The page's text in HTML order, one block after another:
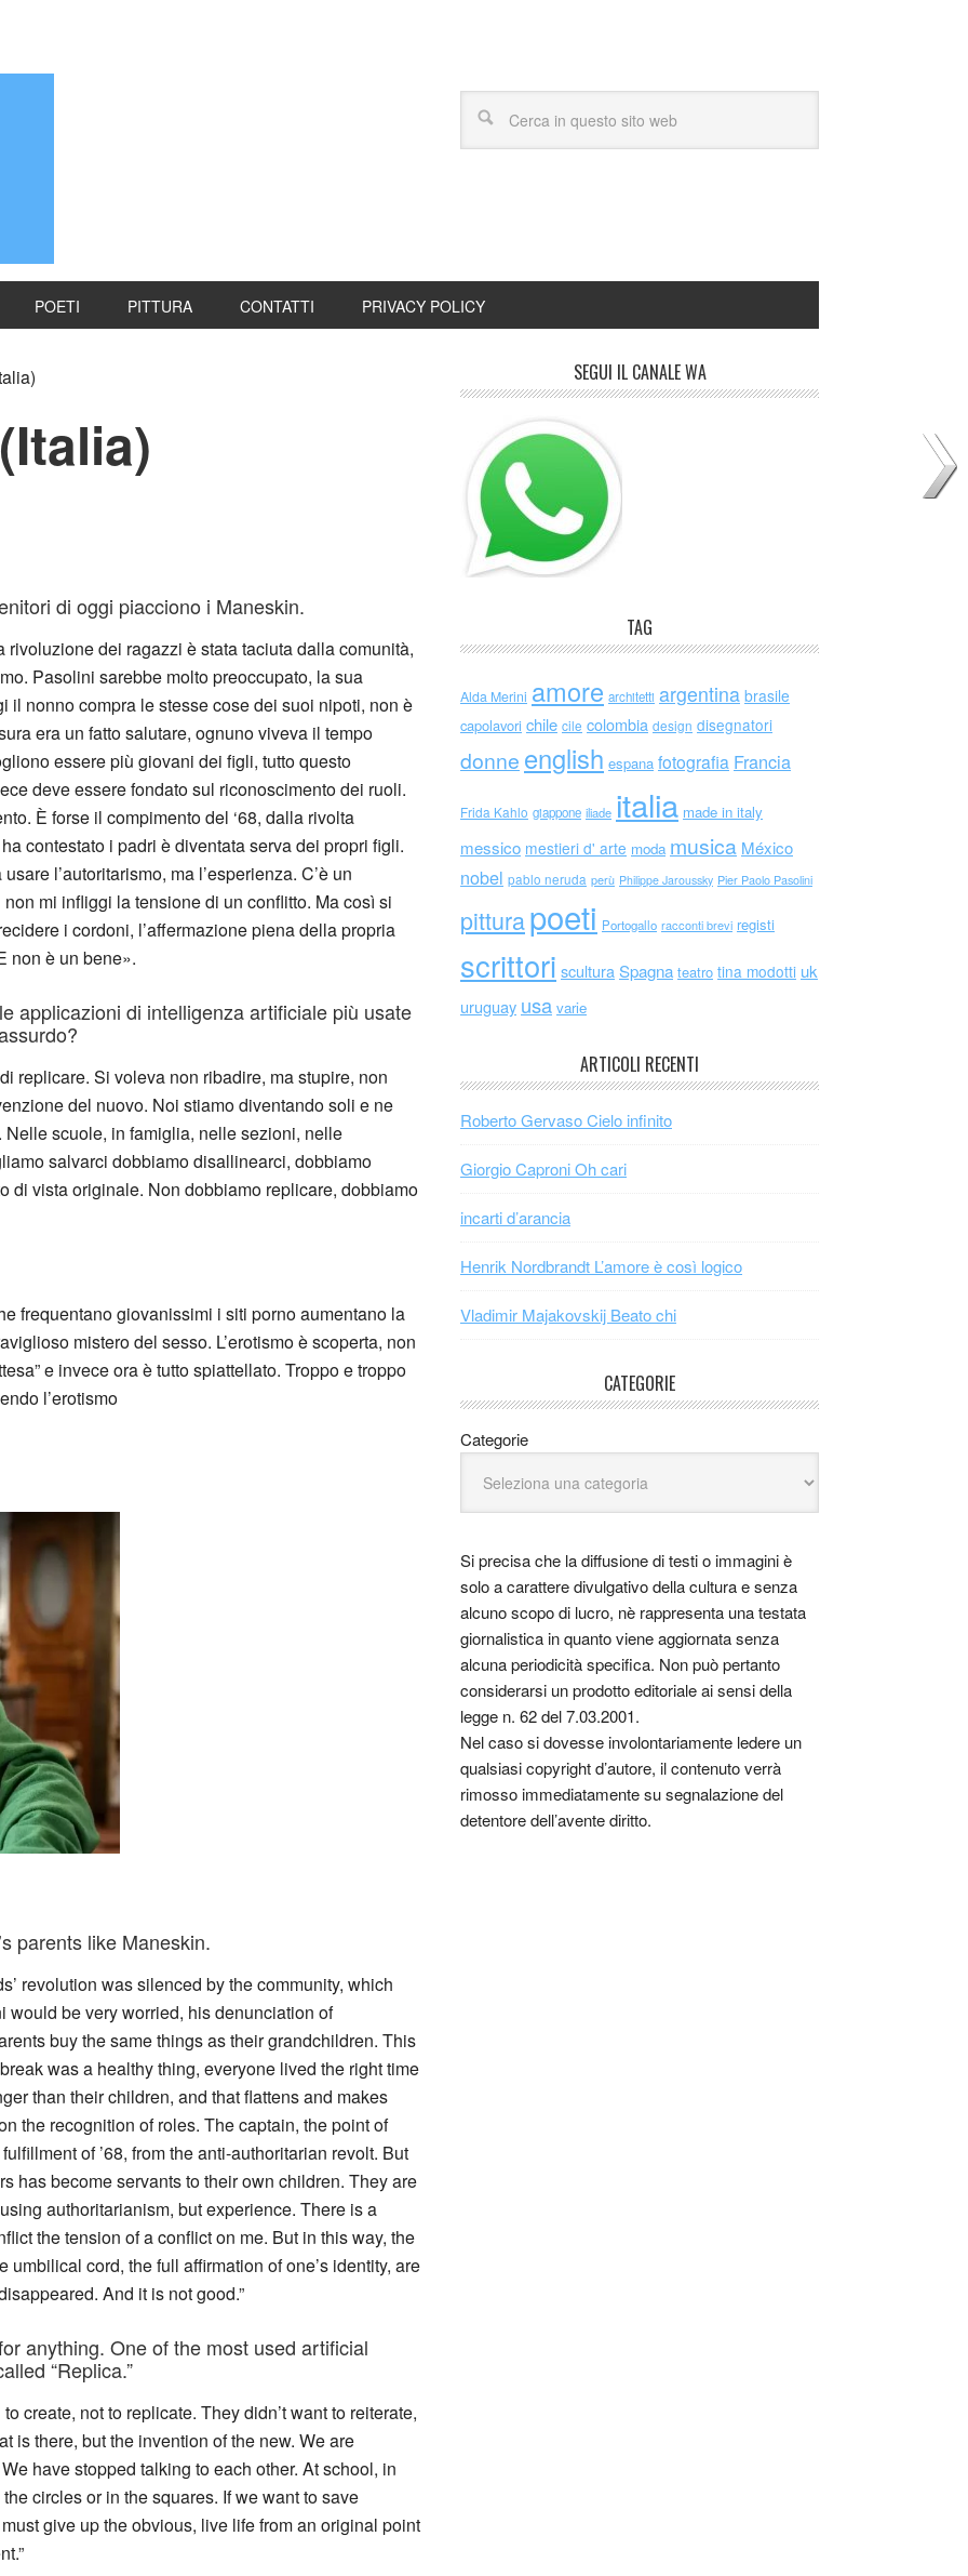
POETI PITTURA CONTATTI PRIVACY POLICY
di oggi piacciono i Maneskin.
dei ragazzi è stata taciuta dalla comunità,
Pasolini sarebbe molto preoccupato, la sua
il nonno compra le stesse cose dei suoi nipoti, non è
era un fatto salutare, ognuno viveva il tempo
essere più giovani dei figli, tutto questo
deve essere fondato sul riconoscimento dei ruoli.
È forse il compimento del ‘68, dalla rivolta
contestato i padri è diventata serva dei propri figli.
l’autoritarismo, ma l’esperienza. C’è un
mi infliggi la tensione di un conflitto. Ma così si
i cordoni, l’affermazione piena della propria
non è un bene».
applicazioni di intelligenza artificiale più usate
replicare. Si voleva non ribadire, ma stupire, non
del nuovo. Noi stiamo diventando soli e ne
scuole, in famiglia, nelle sezioni, nelle
salvarci dobbiamo disallinearci, dobbiamo
di vista originale. Non dobbiamo replicare, dobbiamo
frequentano giovanissimi i siti porno aumentano la
mistero del sesso. L’erotismo è scoperta, non
e invece ora è tutto spiattellato. Troppo e troppo
l’erotismo
parents like Maneskin.
revolution was silenced by the community, which
be very worried, his denunciation of
buy the same things as their grandchildren. This
was a healthy thing, everyone lived the right time
than their children, and that flattens and makes
the recognition of roles. The captain, the point of
of ’68, from the anti-authoritarian revolt. But
has become servants to their own children. They are
authoritarianism, but experience. There is a
the tension of a conflict on me. But in this way, the
cord, the full affirmation of one’s identity, are
And it is not good.”
anything. One of the most used artificial
“Replica.”
create, not to replicate. They didn’t want to reiterate,
is there, but the invention of the new. We are
have stopped talking to each other. At school, in
circles or in the squares. If we want to save
give up the obvious, live life from an original point
SEGUI IL CANALE WA
TAG
Alda Merini amore architetti argentina brasile
capolavori chile cile colombia design disegnatori
donne english espana fotografia Francia
Frida Kahlo giappone iliade italia made in italy
messico mestieri d' arte moda musica México
nobel pablo neruda perù Philippe Jaroussky Pier Paolo Pasolini
pitturapoeti Portogallo racconti brevi registi
scrittori scultura Spagna teatro tina modotti uk
uruguay usa varie
ARTICOLI RECENTI
Roberto Gervaso Cielo infinito
Giorgio Caproni Oh cari
incarti d’arancia
Henrik Nordbrandt L’amore è così logico
Vladimir Majakovskij Beato chi
CATEGORIE
Categorie
Si precisa che la diffusione di testi o immagini è
solo a carattere divulgativo della cultura e senza
alcuno scopo di lucro, nè rappresenta una testata
giornalistica in quanto viene aggiornata senza
alcuna periodicità specifica. Non può pertanto
considerarsi un prodotto editoriale ai sensi della
legge n. 62 del 7.03.2001.
Nel caso si dovesse involontariamente ledere un
qualsiasi copyright d’autore, il contenuto verrà
rimosso immediatamente su segnalazione del
detentore dell’avente diritto.